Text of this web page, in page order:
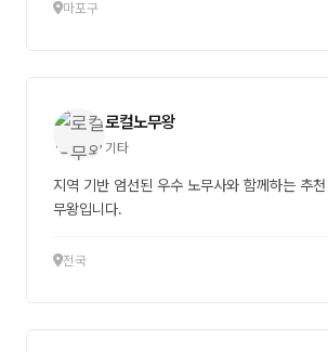
마포구
로컬노무왕
기타
지역 기반 엄선된 우수 노무사와 함께하는 추천 파트너스, 로컬노
무왕입니다.
전국